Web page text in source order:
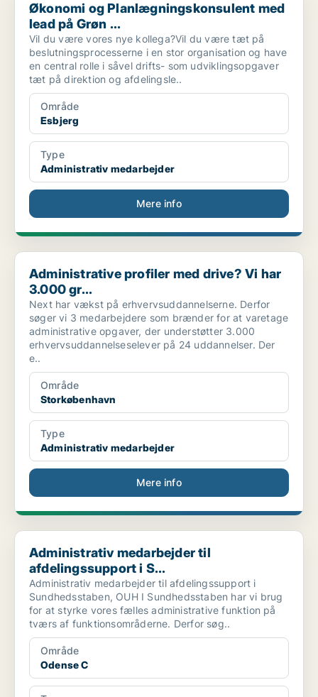
Økonomi og Planlægningskonsulent med
lead på Grøn ...
Vil du være vores nye kollega?Vil du være tæt på
beslutningsprocesserne i en stor organisation og have
en central rolle i såvel drifts- som udviklingsopgaver
tæt på direktion og afdelingsle..
Område
Esbjerg
Type
Administrativ medarbejder
Mere info
Administrative profiler med drive? Vi har 3.000 gr...
Administrative profiler med drive? Vi har
3.000 gr...
Next har vækst på erhvervsuddannelserne. Derfor
søger vi 3 medarbejdere som brænder for at varetage
administrative opgaver, der understøtter 3.000
erhvervsuddannelseselever på 24 uddannelser. Der
e..
Område
Storkøbenhavn
Type
Administrativ medarbejder
Mere info
Administrativ medarbejder til afdelingssupport i S...
Administrativ medarbejder til
afdelingssupport i S...
Administrativ medarbejder til afdelingssupport i
Sundhedsstaben, OUH I Sundhedsstaben har vi brug
for at styrke vores fælles administrative funktion på
tværs af funktionsområderne. Derfor søg..
Område
Odense C